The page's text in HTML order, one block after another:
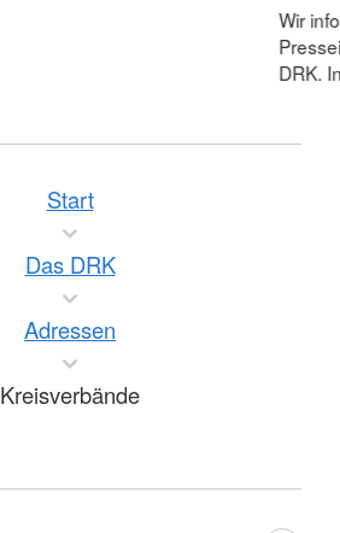
Wir
DRK.
Start
Das DRK
Adressen
Kreisverbände